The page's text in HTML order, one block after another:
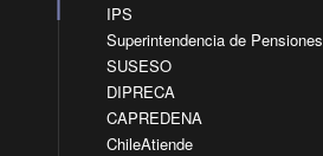
IPS
Superintendencia de Pensiones
SUSESO
DIPRECA
CAPREDENA
ChileAtiende